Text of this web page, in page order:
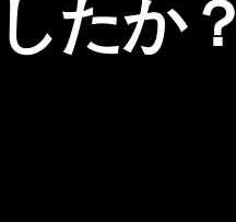
たか？